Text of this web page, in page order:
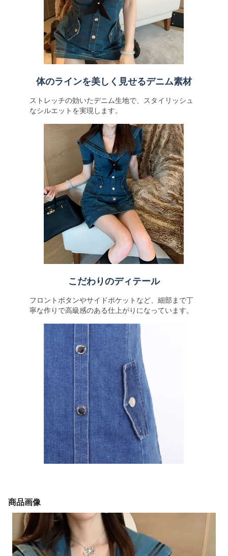
体のラインを美しく見せるデニム素材
ストレッチの効いたデニム生地で、スタイリッシュ
なシルエットを実現します。
こだわりのディテール
フロントボタンやサイドポケットなど、細部まで丁
寧な作りで高級感のある仕上がりになっています。
商品画像